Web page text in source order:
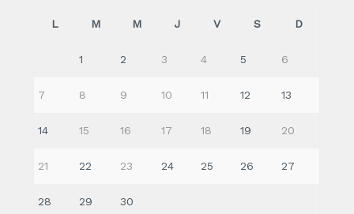
L M M J V S D
1 2 3 4 5 6
7 8 9 10 11 12 13
14 15 16 17 18 19 20
21 22 23 24 25 26 27
28 29 30